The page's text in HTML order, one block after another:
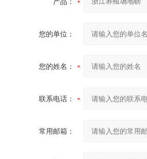
您的单位：
您的姓名：
联系电话：
常用邮箱：